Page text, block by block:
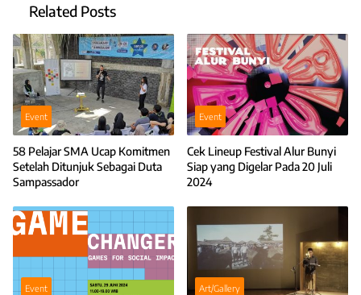
Related Posts
Event
58 Pelajar SMA Ucap Komitmen
Setelah Ditunjuk Sebagai Duta
Sampassador
Event
Cek Lineup Festival Alur Bunyi
Siap yang Digelar Pada 20 Juli
2024
Event Art/Gallery